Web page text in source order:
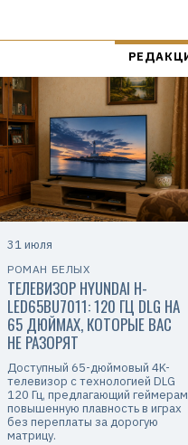
31 июля
РОМАН БЕЛЫХ
ТЕЛЕВИЗОР HYUNDAI H-
LED65BU7011: 120 ГЦ DLG НА
65 ДЮЙМАХ, КОТОРЫЕ ВАС
НЕ РАЗОРЯТ
Доступный 65-дюймовый 4K-
телевизор с технологией DLG
120 Гц, предлагающий геймерам
повышенную плавность в играх
без переплаты за дорогую
матрицу.